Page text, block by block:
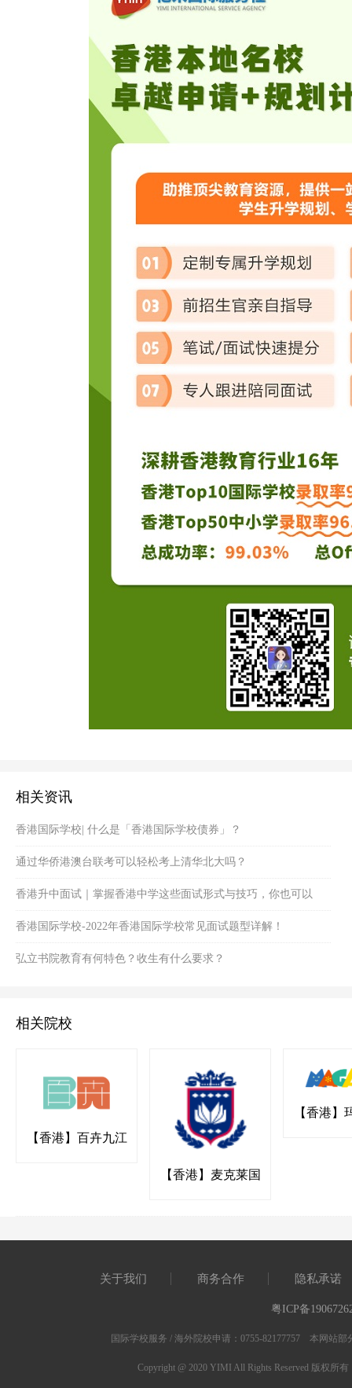
相关资讯
香港国际学校| 什么是「香港国际学校债券」？
通过华侨港澳台联考可以轻松考上清华北大吗？
香港升中面试｜掌握香港中学这些面试形式与技巧，你也可以
成“面霸”！！
香港国际学校-2022年香港国际学校常见面试题型详解！
弘立书院教育有何特色？收生有什么要求？
相关院校
【香港】百卉九江
【香港】麦克莱国
【香港】
关于我们 商务合作 隐私承诺
粤ICP备
国际学校服务 / 海外院校申请：0755-82177757 本网站
Copyright @ 2020 YIMI All Rights Reserved 版权所